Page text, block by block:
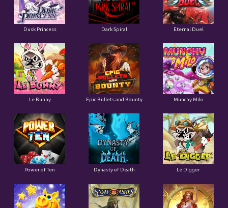
Dusk Princess Dark Spiral Eternal Duel
Le Bunny Epic Bullets and Bounty Munchy Milo
Power of Ten Dynasty of Death Le Digger